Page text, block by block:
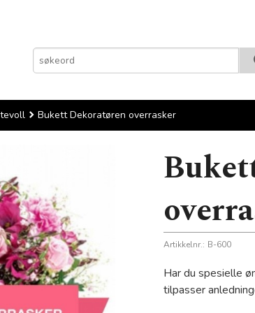
Bukett Dekoratøren overrasker
Artikkelnr.: B-600
Har du spesielle
tilpasser